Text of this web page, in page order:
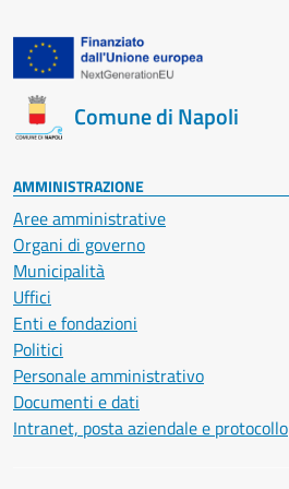
Comune di Napoli
AMMINISTRAZIONE
Aree amministrative
Organi di governo
Municipalità
Uffici
Enti e fondazioni
Politici
Personale amministrativo
Documenti e dati
Intranet, posta aziendale e protocollo